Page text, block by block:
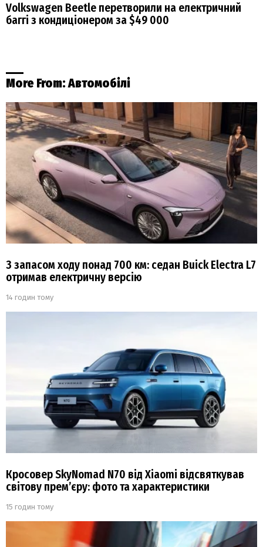
Volkswagen Beetle перетворили на електричний
баггі з кондиціонером за $49 000
More From:Автомобілі
З запасом ходу понад 700 км: седан Buick Electra L7
отримав електричну версію
14 годин тому
Кросовер SkyNomad N70 від Xiaomi відсвяткував
світову прем’єру: фото та характеристики
15 годин тому